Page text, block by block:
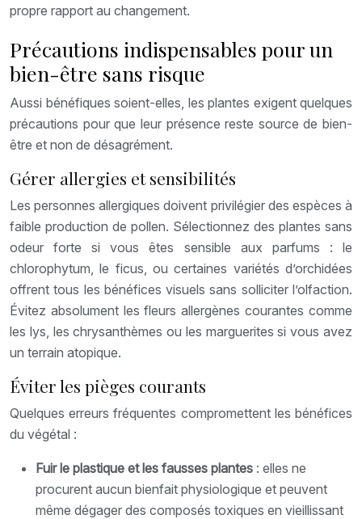
propre rapport au changement.
Précautions indispensables pour un
bien-être sans risque
Aussi bénéfiques soient-elles, les plantes exigent quelques
précautions pour que leur présence reste source de bien-
être et non de désagrément.
Gérer allergies et sensibilités
Les personnes allergiques doivent privilégier des espèces à
faible production de pollen. Sélectionnez des plantes sans
odeur forte si vous êtes sensible aux parfums : le
chlorophytum, le ficus, ou certaines variétés d’orchidées
offrent tous les bénéfices visuels sans solliciter l’olfaction.
Évitez absolument les fleurs allergènes courantes comme
les lys, les chrysanthèmes ou les marguerites si vous avez
un terrain atopique.
Éviter les pièges courants
Quelques erreurs fréquentes compromettent les bénéfices
du végétal :
Fuir le plastique et les fausses plantes : elles ne
procurent aucun bienfait physiologique et peuvent
même dégager des composés toxiques en vieillissant